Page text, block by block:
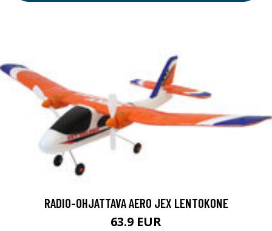
RADIO-OHJATTAVA AERO JEX LENTOKONE
63.9 EUR